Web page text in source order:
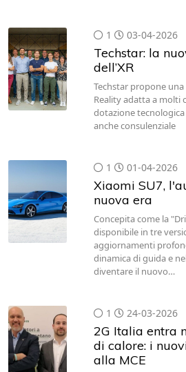
1 03-04-2026
Techstar: la
dell’XR
Techstar propone
Reality adatta a molti
dotazione
anche consulenziale
1 01-04-2026
Xiaomi SU7,
nuova era
Concepita come la
disponibile in tre
aggiornamenti
dinamica di guida e
diventare il nuovo…
1 24-03-2026
2G Italia entra
di calore: i
alla MCE